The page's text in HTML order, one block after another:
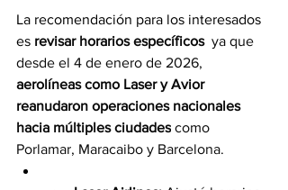
La recomendación para los interesados
es revisar horarios específicos ya que
desde el 4 de enero de 2026,
aerolíneas como Laser y Avior
reanudaron operaciones nacionales
hacia múltiples ciudades como
Porlamar, Maracaibo y Barcelona.